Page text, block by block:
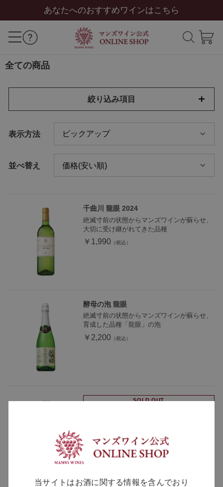
あなたへのおすすめワインはこちら
全ての商品
絞り込み項目
表示方法
並べ替え
千曲川 龍眼 2024
絶滅寸前の状態からマンズワインが蘇らせ、
大切に受け継がれてきた品種
￥1,990
酵母の泡 龍眼
絶滅寸前の状態からマンズワインが蘇らせ、
育成した品種「龍眼」の泡
￥2,200
SOLD OUT
日本ワインを原料に、30年以上熟成した単一
ヴィンテージのブランデー
￥77,000
当サイトはお酒に関する情報を含んでおり